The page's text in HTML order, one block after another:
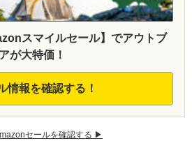
スマイルセール】でアウトブ
が大特価！
情報を確認する！
セールを確認する ▶︎